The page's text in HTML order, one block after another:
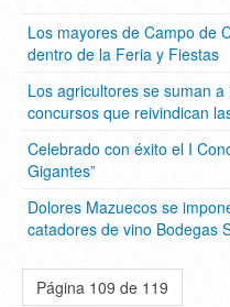
Los mayores de Campo de
dentro de la Feria y Fiestas
Los agricultores se suman
concursos que reivindican
Celebrado con éxito el I
Gigantes”
Dolores Mazuecos se
catadores de vino Bodegas
Página 109 de 119